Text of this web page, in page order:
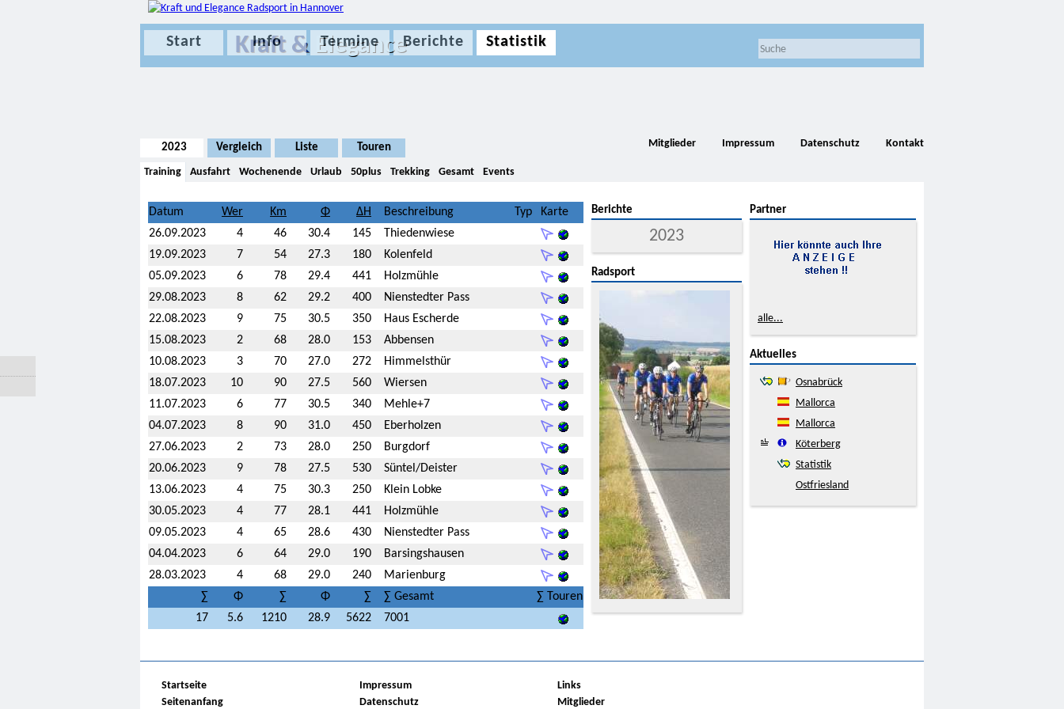
Kraft & Elegance
Start Info Termine Berichte Statistik
Mitglieder Impressum Datenschutz Kontakt
2023 Vergleich Liste Touren
Training Ausfahrt Wochenende Urlaub 50plus Trekking Gesamt Events
Datum Beschreibung Typ
Karte
26.09.2023
4 46 30.4 145
Thiedenwiese
19.09.2023
7 54 27.3 180
Kolenfeld
05.09.2023
6 78 29.4 441
Holzmühle
29.08.2023
8 62 29.2 400
Nienstedter Pass
22.08.2023
9 75 30.5 350
Haus Escherde
15.08.2023
2 68 28.0 153
Abbensen
10.08.2023
3 70 27.0 272
Himmelsthür
18.07.2023
10 90 27.5 560
Wiersen
11.07.2023
6 77 30.5 340
Mehle+7
04.07.2023
8 90 31.0 450
Eberholzen
27.06.2023
2 73 28.0 250
Burgdorf
20.06.2023
9 78 27.5 530
Süntel/Deister
13.06.2023
4 75 30.3 250
Klein Lobke
30.05.2023
4 77 28.1 441
Holzmühle
09.05.2023
4 65 28.6 430
Nienstedter Pass
04.04.2023
6 64 29.0 190
Barsingshausen
28.03.2023
4 68 29.0 240
Marienburg
∑
Φ ∑ Φ ∑ ∑ Gesamt
∑ Touren
17
5.6 1210 28.9 5622 7001
Berichte
2023
Radsport
Partner
alle...
Aktuelles
Osnabrück
Mallorca
Mallorca
Köterberg
Statistik
Ostfriesland
Startseite
Seitenanfang
Impressum
Datenschutz
Links
Mitglieder